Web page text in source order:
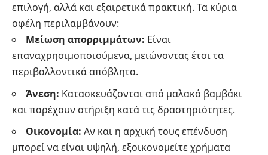
επιλογή, αλλά και εξαιρετικά πρακτική. Τα κύρια
οφέλη περιλαμβάνουν:
Μείωση απορριμμάτων: Είναι
επαναχρησιμοποιούμενα, μειώνοντας έτσι τα
περιβαλλοντικά απόβλητα.
Άνεση: Κατασκευάζονται από μαλακό βαμβάκι
και παρέχουν στήριξη κατά τις δραστηριότητες.
Οικονομία: Αν και η αρχική τους επένδυση
μπορεί να είναι υψηλή, εξοικονομείτε χρήματα